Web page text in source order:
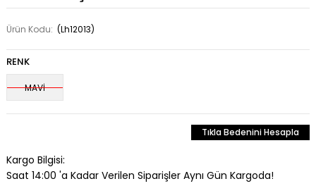
Ürün Kodu: (Lh12013)
RENK
MAVİ
Tıkla Bedenini Hesapla
Kargo Bilgisi:
Saat 14:00 'a Kadar Verilen Siparişler Aynı Gün Kargoda!